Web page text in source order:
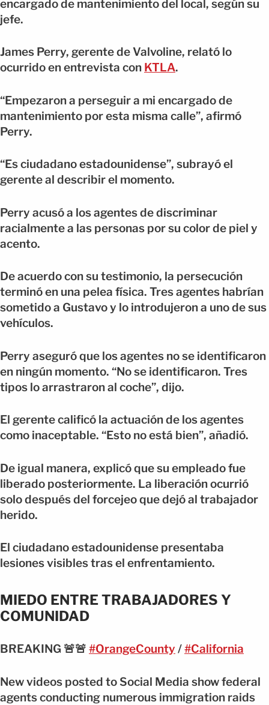
encargado de mantenimiento del local, según su
jefe.
James Perry, gerente de Valvoline, relató lo
ocurrido en entrevista con KTLA.
“Empezaron a perseguir a mi encargado de
mantenimiento por esta misma calle”, afirmó
Perry.
“Es ciudadano estadounidense”, subrayó el
gerente al describir el momento.
Perry acusó a los agentes de discriminar
racialmente a las personas por su color de piel y
acento.
De acuerdo con su testimonio, la persecución
terminó en una pelea física. Tres agentes habrían
sometido a Gustavo y lo introdujeron a uno de sus
vehículos.
Perry aseguró que los agentes no se identificaron
en ningún momento. “No se identificaron. Tres
tipos lo arrastraron al coche”, dijo.
El gerente calificó la actuación de los agentes
como inaceptable. “Esto no está bien”, añadió.
De igual manera, explicó que su empleado fue
liberado posteriormente. La liberación ocurrió
solo después del forcejeo que dejó al trabajador
herido.
El ciudadano estadounidense presentaba
lesiones visibles tras el enfrentamiento.
MIEDO ENTRE TRABAJADORES Y
COMUNIDAD
BREAKING 🚨🚨 #OrangeCounty /#California
New videos posted to Social Media show federal
agents conducting numerous immigration raids